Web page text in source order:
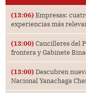
(13:06) Empresas:
experiencias más
(13:00) Cancilleres del
frontera y Gabinete
(13:00) Descubren
Nacional Yanachaga